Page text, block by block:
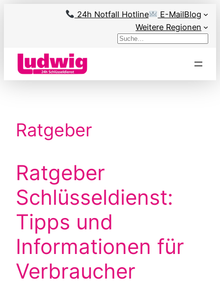
24h Notfall Hotline E-MailBlog
Weitere Regionen
Suchen
Ratgeber
Ratgeber
Schlüsseldienst:
Tipps und
Informationen für
Verbraucher